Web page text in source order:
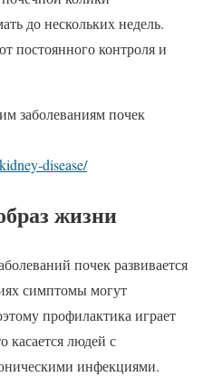
до нескольких недель.
постоянного контроля и
заболеваниям почек
disease/
жизни
почек развивается
симптомы могут
профилактика играет
касается людей с
инфекциями.